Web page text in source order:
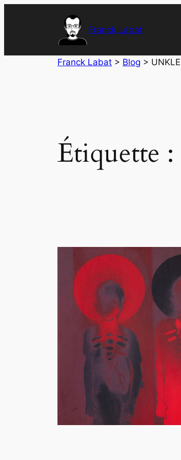
Franck Labat
Franck Labat > Blog > UNKLE
Étiquette :